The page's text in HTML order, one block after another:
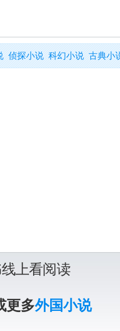
侦探小说 科幻小说 古典小
上看阅读
更多外国小说